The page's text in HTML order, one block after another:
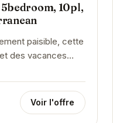
10pl,
paisible, cette
des vacances
son spa...
Voir l'offre